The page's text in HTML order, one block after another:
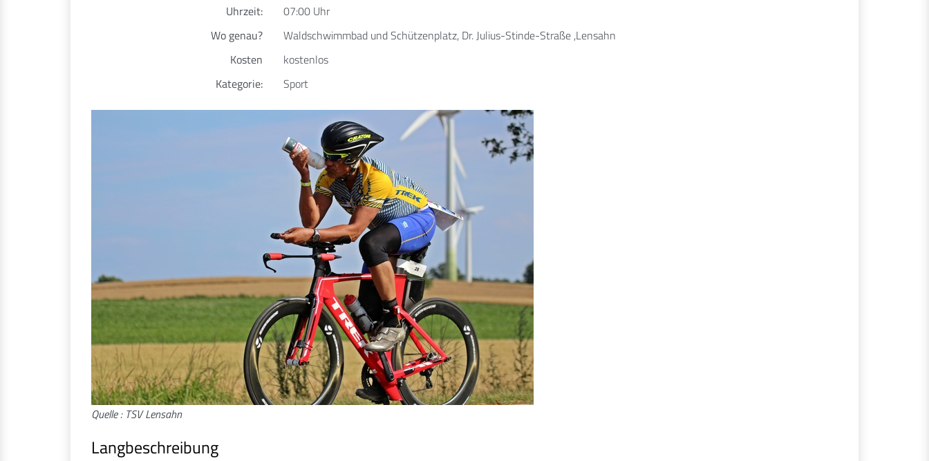
Uhrzeit:
07:00 Uhr
Wo genau?
Waldschwimmbad und Schützenplatz, Dr. Julius-Stinde-Straße ,Lensahn
Kosten
kostenlos
Kategorie:
Sport
Quelle : TSV Lensahn
Langbeschreibung